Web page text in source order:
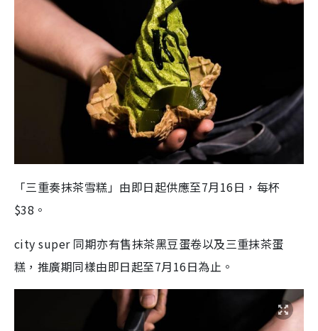
「三重奏抹茶雪糕」由即日起供應至7月16日，每杯
$38。
city super 同期亦有售抹茶黑豆蛋卷以及三重抹茶蛋
糕，推廣期同樣由即日起至7月16日為止。